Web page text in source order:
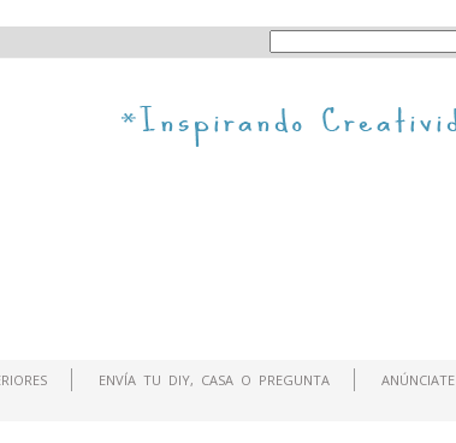
ENVÍA TU DIY, CASA O PREGUNTA ANÚNCIATE